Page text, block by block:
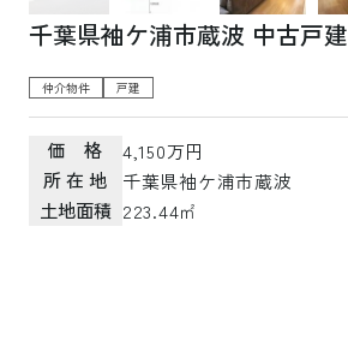
千葉県袖ケ浦市蔵波 中古戸建
仲介物件 戸建
価 格
4,150万円
所 在 地
千葉県袖ケ浦市蔵波
土地面積 223.44㎡